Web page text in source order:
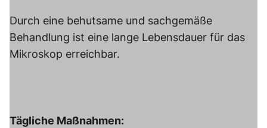
Durch eine behutsame und sachgemäße
Behandlung ist eine lange Lebensdauer für das
Mikroskop erreichbar.
Tägliche Maßnahmen: